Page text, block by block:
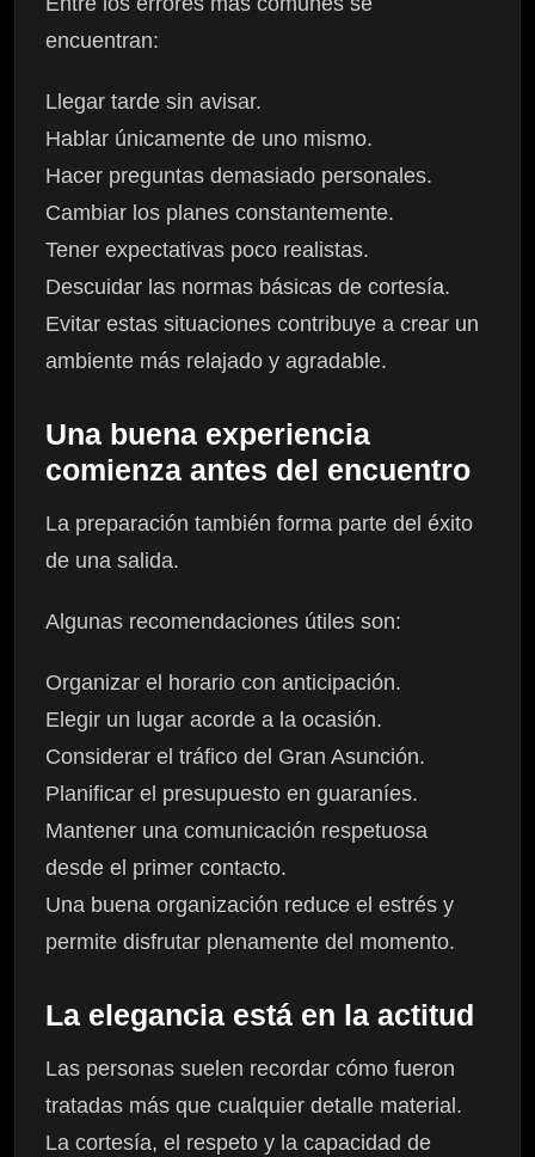
encuentran:
Llegar tarde sin avisar.
Hablar únicamente de uno mismo.
Hacer preguntas demasiado personales.
Cambiar los planes constantemente.
Tener expectativas poco realistas.
Descuidar las normas básicas de cortesía.
Evitar estas situaciones contribuye a crear un
ambiente más relajado y agradable.
Una buena experiencia
comienza antes del encuentro
La preparación también forma parte del éxito
de una salida.
Algunas recomendaciones útiles son:
Organizar el horario con anticipación.
Elegir un lugar acorde a la ocasión.
Considerar el tráfico del Gran Asunción.
Planificar el presupuesto en guaraníes.
Mantener una comunicación respetuosa
desde el primer contacto.
Una buena organización reduce el estrés y
permite disfrutar plenamente del momento.
La elegancia está en la actitud
Las personas suelen recordar cómo fueron
tratadas más que cualquier detalle material.
La cortesía, el respeto y la capacidad de